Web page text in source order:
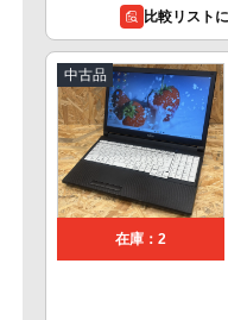
比較リスト
中古品
在庫：2